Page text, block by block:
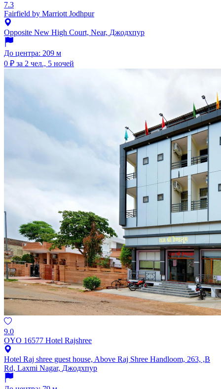
7.3
Fairfield by Marriott Jodhpur
Opposite New High Court, Near, Джодхпур
До центра: 209 м
0 ₽ за 2 чел., 5 ночей
9.0
OYO 16577 Hotel Rajshree
Hotel Raj shree guest house, Above Raj Shree Handloom, 263, ,B
Rd, Laxmi Nagar, Джодхпур